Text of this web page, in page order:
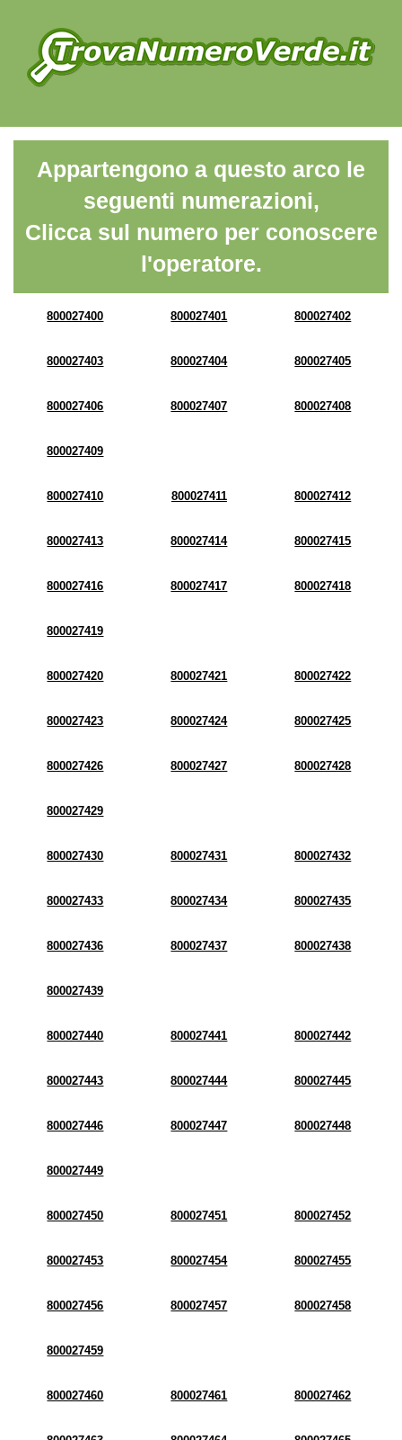
Appartengono a questo arco le
seguenti numerazioni,
Clicca sul numero per conoscere
l'operatore.
800027400 800027401 800027402
800027403 800027404 800027405
800027406 800027407 800027408
800027409
800027410 800027411 800027412
800027413 800027414 800027415
800027416 800027417 800027418
800027419
800027420 800027421 800027422
800027423 800027424 800027425
800027426 800027427 800027428
800027429
800027430 800027431 800027432
800027433 800027434 800027435
800027436 800027437 800027438
800027439
800027440 800027441 800027442
800027443 800027444 800027445
800027446 800027447 800027448
800027449
800027450 800027451 800027452
800027453 800027454 800027455
800027456 800027457 800027458
800027459
800027460 800027461 800027462